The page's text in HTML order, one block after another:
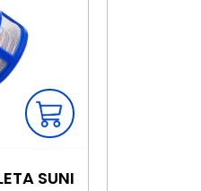
SUNI